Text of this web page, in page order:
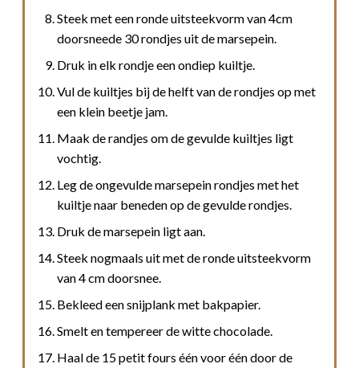
Steek met een ronde uitsteekvorm van 4cm
doorsneede 30 rondjes uit de marsepein.
Druk in elk rondje een ondiep kuiltje.
Vul de kuiltjes bij de helft van de rondjes op met
een klein beetje jam.
Maak de randjes om de gevulde kuiltjes ligt
vochtig.
Leg de ongevulde marsepein rondjes met het
kuiltje naar beneden op de gevulde rondjes.
Druk de marsepein ligt aan.
Steek nogmaals uit met de ronde uitsteekvorm
van 4 cm doorsnee.
Bekleed een snijplank met bakpapier.
Smelt en tempereer de witte chocolade.
Haal de 15 petit fours één voor één door de